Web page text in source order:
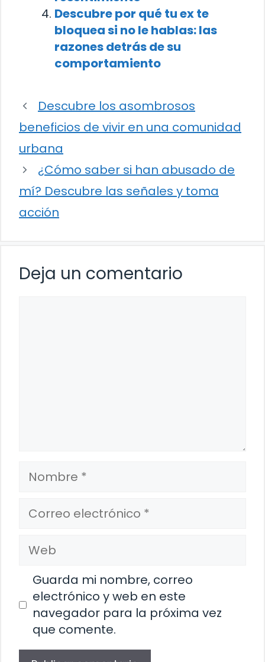
Descubre por qué tu ex te
bloquea si no le hablas: las
razones detrás de su
comportamiento
Descubre los asombrosos
beneficios de vivir en una comunidad
urbana
¿Cómo saber si han abusado de
mí? Descubre las señales y toma
acción
Deja un comentario
Nombre
Correo
electrónico
Web
Guarda mi nombre, correo
electrónico y web en este
navegador para la próxima vez
que comente.